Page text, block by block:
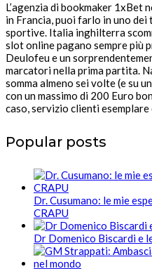
L’agenzia di bookmaker 1xBet
in Francia, puoi farlo in uno
sportive. Italia inghilterra
slot online pagano sempre più
Deulofeu e un
marcatori nella prima partita.
somma almeno sei volte (e su
con un massimo di 200 Euro
caso, servizio clienti
Popular posts
Dr. Cusumano: le mie
CRAPU
Dr Domenico Biscardi e